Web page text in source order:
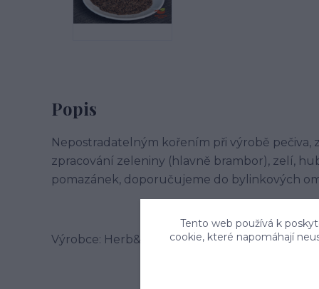
Popis
Nepostradatelným kořením při výrobě pečiva,
zpracování zeleniny (hlavně brambor), zelí,
pomazánek, doporučujeme do bylinkových
Výrobce: Herb&Spice market s.r.o. ,
Tento web používá k
cookie, které napomáhají